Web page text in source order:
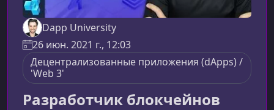
Dapp University
26 июн. 2021 г., 12:03
Децентрализованные приложения (dApps) /
'Web 3'
Разработчик блокчейнов